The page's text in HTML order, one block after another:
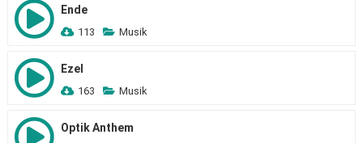
Ende
113 Musik
Ezel
163 Musik
Optik Anthem